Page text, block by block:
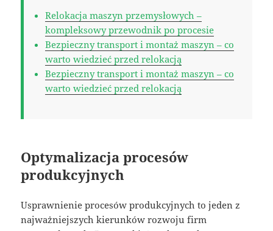
Relokacja maszyn przemysłowych –
kompleksowy przewodnik po procesie
Bezpieczny transport i montaż maszyn – co
warto wiedzieć przed relokacją
Bezpieczny transport i montaż maszyn – co
warto wiedzieć przed relokacją
Optymalizacja procesów
produkcyjnych
Usprawnienie procesów produkcyjnych to jeden z
najważniejszych kierunków rozwoju firm